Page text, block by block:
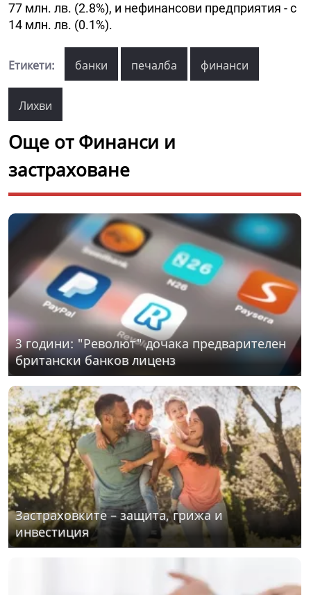
77 млн. лв. (2.8%), и нефинансови предприятия - с
14 млн. лв. (0.1%).
Етикети: банки печалба финанси
Лихви
Още от Финанси и
застраховане
3 години: "Револют" дочака предварителен
британски банков лиценз
Застраховките – защита, грижа и
инвестиция